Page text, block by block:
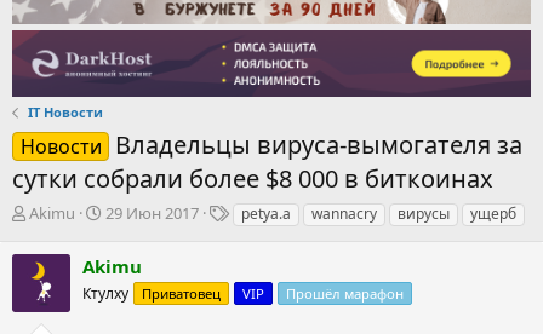
IT Новости
Новости
Владельцы вируса-вымогателя за
сутки собрали более $8 000 в биткоинах
А
т
о
р
Akimu
Д
т
а
н
29 Июн 2017
Т
и
petya.a wannacry вирусы ущерб
Akimu
Ктулху Приватовец VIP Прошёл марафон